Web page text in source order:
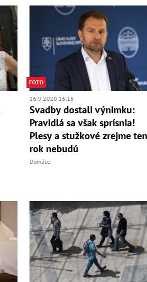
FOTO
16.9.2020 16:15
Svadby dostali výnimku:
Pravidlá sa však sprísnia!
Plesy a stužkové zrejme
rok nebudú
Domáce